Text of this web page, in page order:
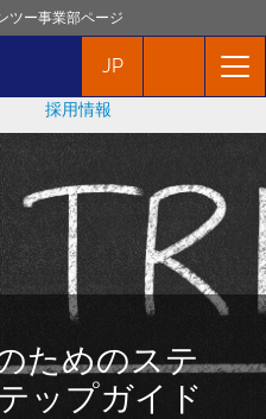
ツー事業部ページ
インストゥルメンツ
ーション
ダクト
ュース
ント
JP
採用情報
ためのステ
ップガイド